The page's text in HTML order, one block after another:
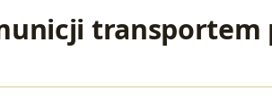
transportem